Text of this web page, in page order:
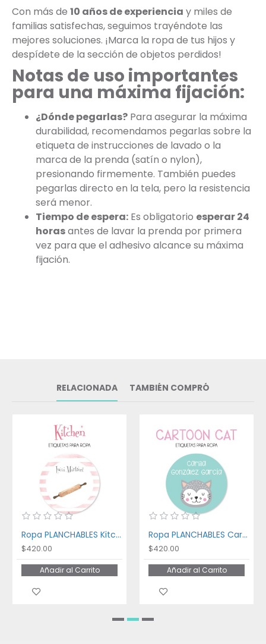
Con más de 10 años de experiencia y miles de
familias satisfechas, seguimos trayéndote las
mejores soluciones. ¡Marca la ropa de tus hijos y
despídete de la sección de objetos perdidos!
Notas de uso importantes
para una máxima fijación:
¿Dónde pegarlas? Para asegurar la máxima
durabilidad, recomendamos pegarlas sobre la
etiqueta de instrucciones de lavado o la
marca de la prenda (satín o nylon),
presionando firmemente. También puedes
pegarlas directo en la tela, pero la resistencia
será menor.
Tiempo de espera: Es obligatorio esperar 24
horasantes de lavar la prenda por primera
vez para que el adhesivo alcance su máxima
fijación.
RELACIONADA TAMBIÉN COMPRÓ
Ropa PLANCHABLES Kitchen
$420.00
Añadir al Carrito
Ropa PLANCHABLES Cartoon Cat
$420.00
Añadir al Carrito